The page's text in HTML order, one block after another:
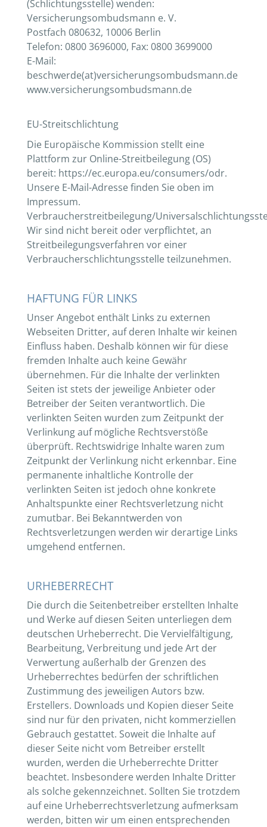
(Schlichtungsstelle) wenden:
Versicherungsombudsmann e. V.
Postfach 080632, 10006 Berlin
Telefon: 0800 3696000, Fax: 0800 3699000
E-Mail:
beschwerde(at)versicherungsombudsmann.de
www.versicherungsombudsmann.de
EU-Streitschlichtung
Die Europäische Kommission stellt eine
Plattform zur Online-Streitbeilegung (OS)
bereit: https://ec.europa.eu/consumers/odr.
Unsere E-Mail-Adresse finden Sie oben im
Impressum.
Verbraucherstreitbeilegung/
Wir sind nicht bereit oder verpflichtet, an
Streitbeilegungsverfahren vor einer
Verbraucherschlichtungsstelle teilzunehmen.
HAFTUNG FÜR LINKS
Unser Angebot enthält Links zu externen
Webseiten Dritter, auf deren Inhalte wir keinen
Einfluss haben. Deshalb können wir für diese
fremden Inhalte auch keine Gewähr
übernehmen. Für die Inhalte der verlinkten
Seiten ist stets der jeweilige Anbieter oder
Betreiber der Seiten verantwortlich. Die
verlinkten Seiten wurden zum Zeitpunkt der
Verlinkung auf mögliche Rechtsverstöße
überprüft. Rechtswidrige Inhalte waren zum
Zeitpunkt der Verlinkung nicht erkennbar. Eine
permanente inhaltliche Kontrolle der
verlinkten Seiten ist jedoch ohne konkrete
Anhaltspunkte einer Rechtsverletzung nicht
zumutbar. Bei Bekanntwerden von
Rechtsverletzungen werden wir derartige Links
umgehend entfernen.
URHEBERRECHT
Die durch die Seitenbetreiber erstellten Inhalte
und Werke auf diesen Seiten unterliegen dem
deutschen Urheberrecht. Die Vervielfältigung,
Bearbeitung, Verbreitung und jede Art der
Verwertung außerhalb der Grenzen des
Urheberrechtes bedürfen der schriftlichen
Zustimmung des jeweiligen Autors bzw.
Erstellers. Downloads und Kopien dieser Seite
sind nur für den privaten, nicht kommerziellen
Gebrauch gestattet. Soweit die Inhalte auf
dieser Seite nicht vom Betreiber erstellt
wurden, werden die Urheberrechte Dritter
beachtet. Insbesondere werden Inhalte Dritter
als solche gekennzeichnet. Sollten Sie trotzdem
auf eine Urheberrechtsverletzung aufmerksam
werden, bitten wir um einen entsprechenden